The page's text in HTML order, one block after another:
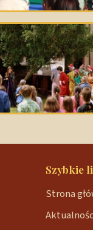
Szybkie
Strona